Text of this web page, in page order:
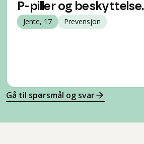
P-piller og beskyttelse.
Jente, 17 Prevensjon
Gå til spørsmål og svar